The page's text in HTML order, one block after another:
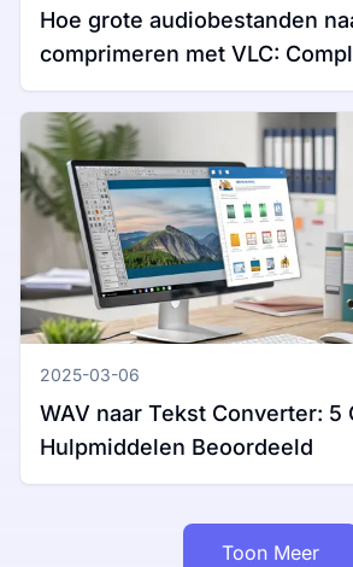
Hoe grote audiobestanden
comprimeren met VLC:
Windows en Mac
2025-03-06
WAV naar Tekst Converter: 5
Hulpmiddelen Beoordeeld
Toon Meer